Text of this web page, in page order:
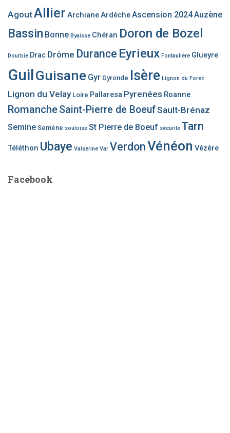
publications
AgoutAllier ArchianeArdècheAscension 2024Auzène
Bassin Bonne Byaisse Chéran Doron de Bozel
Dourbie Drac Drôme Durance Eyrieux Fontaulière Glueyre
Guil Guisane Gyr Gyronde Isère Lignon du Forez
Lignon du Velay Loire Pallaresa Pyrenées Roanne
RomancheSaint-Pierre de BoeufSault-Brénaz
Semine Semène souloise St Pierre de Boeuf sécurité Tarn
Téléthon Ubaye Valserine Var VerdonVénéon Vézère
Facebook